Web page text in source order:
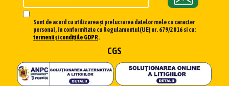
Sunt de acord cu utilizarea și prelucrarea datelor mele cu caracter
personal, în conformitate cu Regulamentul(UE) nr. 679/2016 si cu:
termenii și condițiile GDPR.
CGS